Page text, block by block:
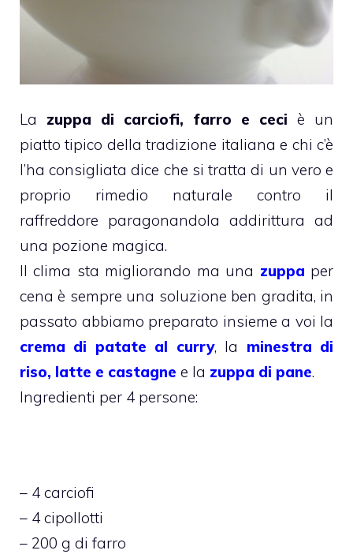
La zuppa di carciofi, farro e ceci è un
piatto tipico della tradizione italiana e chi c’è
l’ha consigliata dice che si tratta di un vero e
proprio rimedio naturale contro il
raffreddore paragonandola addirittura ad
una pozione magica.
Il clima sta migliorando ma una zuppa per
cena è sempre una soluzione ben gradita, in
passato abbiamo preparato insieme a voi la
crema di patate al curry, la minestra di
riso, latte e castagne e la zuppa di pane.
Ingredienti per 4 persone:
– 4 carciofi
– 4 cipollotti
– 200 g di farro